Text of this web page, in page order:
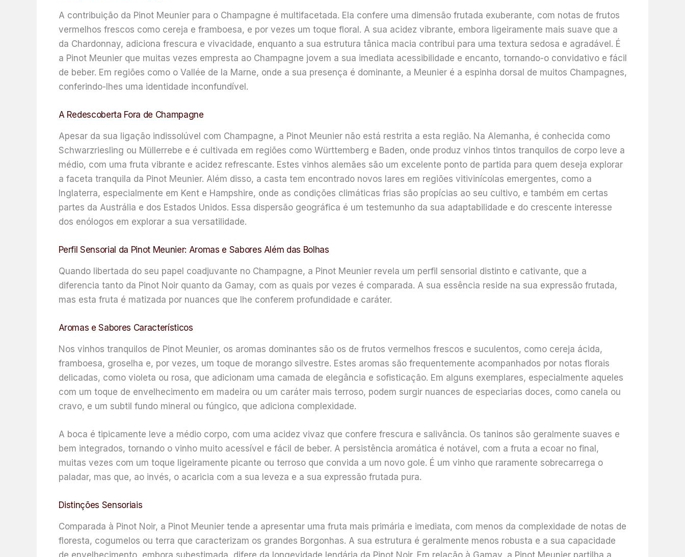
A contribuição da Pinot Meunier para o Champagne é multifacetada. Ela confere uma dimensão frutada exuberante, com notas de frutos
vermelhos frescos como cereja e framboesa, e por vezes um toque floral. A sua acidez vibrante, embora ligeiramente mais suave que a
da Chardonnay, adiciona frescura e vivacidade, enquanto a sua estrutura tânica macia contribui para uma textura sedosa e agradável. É
a Pinot Meunier que muitas vezes empresta ao Champagne jovem a sua imediata acessibilidade e encanto, tornando-o convidativo e fácil
de beber. Em regiões como o Vallée de la Marne, onde a sua presença é dominante, a Meunier é a espinha dorsal de muitos Champagnes,
conferindo-lhes uma identidade inconfundível.
A Redescoberta Fora de Champagne
Apesar da sua ligação indissolúvel com Champagne, a Pinot Meunier não está restrita a esta região. Na Alemanha, é conhecida como
Schwarzriesling ou Müllerrebe e é cultivada em regiões como Württemberg e Baden, onde produz vinhos tintos tranquilos de corpo leve a
médio, com uma fruta vibrante e acidez refrescante. Estes vinhos alemães são um excelente ponto de partida para quem deseja explorar
a faceta tranquila da Pinot Meunier. Além disso, a casta tem encontrado novos lares em regiões vitivinícolas emergentes, como a
Inglaterra, especialmente em Kent e Hampshire, onde as condições climáticas frias são propícias ao seu cultivo, e também em certas
partes da Austrália e dos Estados Unidos. Essa dispersão geográfica é um testemunho da sua adaptabilidade e do crescente interesse
dos enólogos em explorar a sua versatilidade.
Perfil Sensorial da Pinot Meunier: Aromas e Sabores Além das Bolhas
Quando libertada do seu papel coadjuvante no Champagne, a Pinot Meunier revela um perfil sensorial distinto e cativante, que a
diferencia tanto da Pinot Noir quanto da Gamay, com as quais por vezes é comparada. A sua essência reside na sua expressão frutada,
mas esta fruta é matizada por nuances que lhe conferem profundidade e caráter.
Aromas e Sabores Característicos
Nos vinhos tranquilos de Pinot Meunier, os aromas dominantes são os de frutos vermelhos frescos e suculentos, como cereja ácida,
framboesa, groselha e, por vezes, um toque de morango silvestre. Estes aromas são frequentemente acompanhados por notas florais
delicadas, como violeta ou rosa, que adicionam uma camada de elegância e sofisticação. Em alguns exemplares, especialmente aqueles
com um toque de envelhecimento em madeira ou um caráter mais terroso, podem surgir nuances de especiarias doces, como canela ou
cravo, e um subtil fundo mineral ou fúngico, que adiciona complexidade.
A boca é tipicamente leve a médio corpo, com uma acidez vivaz que confere frescura e salivância. Os taninos são geralmente suaves e
bem integrados, tornando o vinho muito acessível e fácil de beber. A persistência aromática é notável, com a fruta a ecoar no final,
muitas vezes com um toque ligeiramente picante ou terroso que convida a um novo gole. É um vinho que raramente sobrecarrega o
paladar, mas que, ao invés, o acaricia com a sua leveza e a sua expressão frutada pura.
Distinções Sensoriais
Comparada à Pinot Noir, a Pinot Meunier tende a apresentar uma fruta mais primária e imediata, com menos da complexidade de notas de
floresta, cogumelos ou terra que caracterizam os grandes Borgonhas. A sua estrutura é geralmente menos robusta e a sua capacidade
de envelhecimento, embora subestimada, difere da longevidade lendária da Pinot Noir. Em relação à Gamay, a Pinot Meunier partilha a